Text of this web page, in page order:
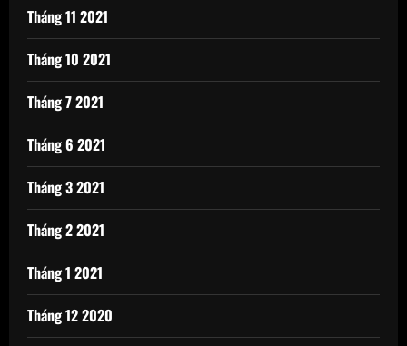
Tháng 11 2021
Tháng 10 2021
Tháng 7 2021
Tháng 6 2021
Tháng 3 2021
Tháng 2 2021
Tháng 1 2021
Tháng 12 2020